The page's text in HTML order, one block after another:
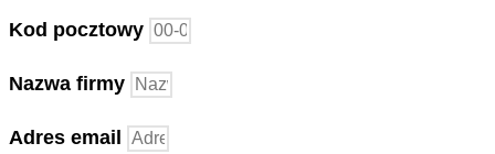
Kod pocztowy
Nazwa firmy
Adres email